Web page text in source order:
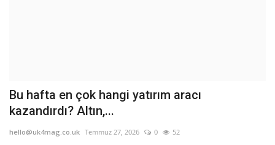
Bu hafta en çok hangi yatırım aracı
kazandırdı? Altın,...
hello@uk4mag.co.uk Temmuz 27, 2026 0 52